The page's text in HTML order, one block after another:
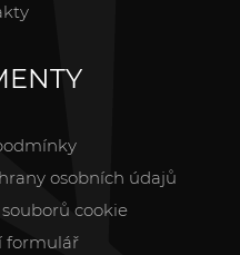
osobních údajů
cookie
formulář